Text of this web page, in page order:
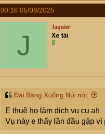
a
c
t
s
00:16 05/08/2025
J
Jaquier
Xe tải
Đại Bàng Xuống Núi nói:
E thuê họ làm dich vụ cụ ah
Vụ này e thấy lần đầu gặp